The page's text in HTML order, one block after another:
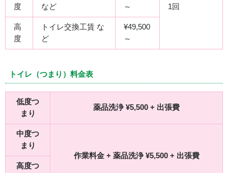
1回
度
など
～
高
度
トイレ交換工賃 な
ど
¥49,500
～
トイレ（つまり）料金表
低度つ
まり
薬品洗浄 ¥5,500 + 出張費
中度つ
まり
作業料金 + 薬品洗浄 ¥5,500 + 出張費
高度つ